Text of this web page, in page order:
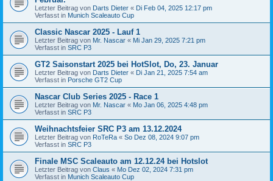
Letzter Beitrag von Darts Dieter « Di Feb 04, 2025 12:17 pm
Verfasst in Munich Scaleauto Cup
Classic Nascar 2025 - Lauf 1
Letzter Beitrag von Mr. Nascar « Mi Jan 29, 2025 7:21 pm
Verfasst in SRC P3
GT2 Saisonstart 2025 bei HotSlot, Do, 23. Januar
Letzter Beitrag von Darts Dieter « Di Jan 21, 2025 7:54 am
Verfasst in Porsche GT2 Cup
Nascar Club Series 2025 - Race 1
Letzter Beitrag von Mr. Nascar « Mo Jan 06, 2025 4:48 pm
Verfasst in SRC P3
Weihnachtsfeier SRC P3 am 13.12.2024
Letzter Beitrag von RoTeRa « So Dez 08, 2024 9:07 pm
Verfasst in SRC P3
Finale MSC Scaleauto am 12.12.24 bei Hotslot
Letzter Beitrag von Claus « Mo Dez 02, 2024 7:31 pm
Verfasst in Munich Scaleauto Cup